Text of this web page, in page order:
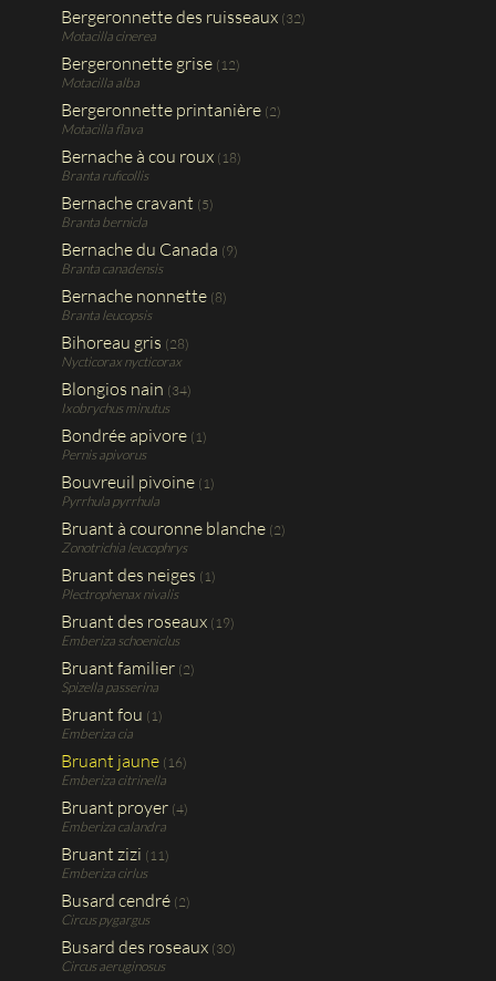
Bergeronnette des ruisseaux (32)
Motacilla cinerea
Bergeronnette grise (12)
Motacilla alba
Bergeronnette printanière (2)
Motacilla flava
Bernache à cou roux (18)
Branta ruficollis
Bernache cravant (5)
Branta bernicla
Bernache du Canada (9)
Branta canadensis
Bernache nonnette (8)
Branta leucopsis
Bihoreau gris (28)
Nycticorax nycticorax
Blongios nain (34)
Ixobrychus minutus
Bondrée apivore (1)
Pernis apivorus
Bouvreuil pivoine (1)
Pyrrhula pyrrhula
Bruant à couronne blanche (2)
Zonotrichia leucophrys
Bruant des neiges (1)
Plectrophenax nivalis
Bruant des roseaux (19)
Emberiza schoeniclus
Bruant familier (2)
Spizella passerina
Bruant fou (1)
Emberiza cia
Bruant jaune (16)
Emberiza citrinella
Bruant proyer (4)
Emberiza calandra
Bruant zizi (11)
Emberiza cirlus
Busard cendré (2)
Circus pygargus
Busard des roseaux (30)
Circus aeruginosus